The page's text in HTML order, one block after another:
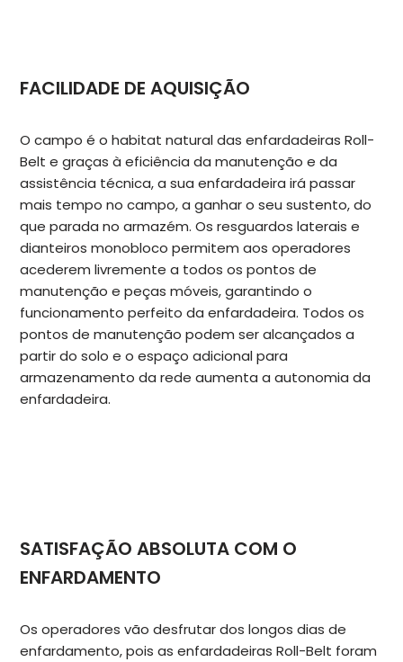
FACILIDADE DE AQUISIÇÃO
O campo é o habitat natural das enfardadeiras Roll-
Belt e graças à eficiência da manutenção e da
assistência técnica, a sua enfardadeira irá passar
mais tempo no campo, a ganhar o seu sustento, do
que parada no armazém. Os resguardos laterais e
dianteiros monobloco permitem aos operadores
acederem livremente a todos os pontos de
manutenção e peças móveis, garantindo o
funcionamento perfeito da enfardadeira. Todos os
pontos de manutenção podem ser alcançados a
partir do solo e o espaço adicional para
armazenamento da rede aumenta a autonomia da
enfardadeira.
SATISFAÇÃO ABSOLUTA COM O
ENFARDAMENTO
Os operadores vão desfrutar dos longos dias de
enfardamento, pois as enfardadeiras Roll-Belt foram